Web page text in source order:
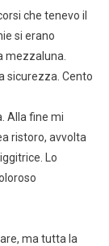
che tenevo il
si erano
mezzaluna.
sicurezza. Cento
Alla fine mi
ristoro, avvolta
Lo
ma tutta la